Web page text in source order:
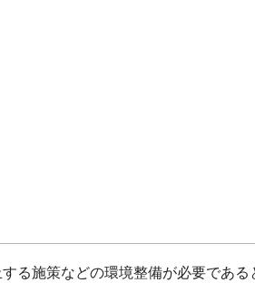
る施策などの環境整備が必要である